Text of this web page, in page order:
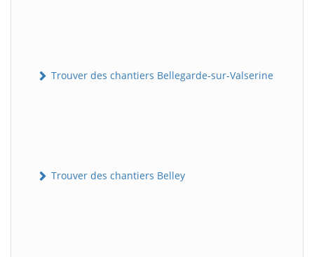
Trouver des chantiers Bellegarde-sur-Valserine
Trouver des chantiers Belley